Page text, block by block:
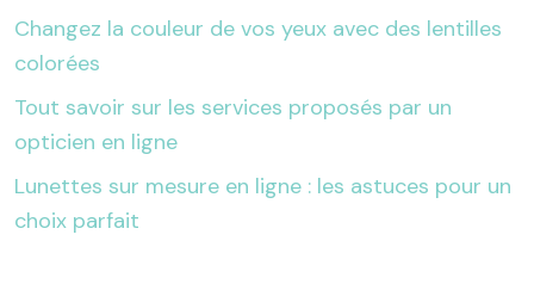
Changez la couleur de vos yeux avec des lentilles
colorées
Tout savoir sur les services proposés par un
opticien en ligne
Lunettes sur mesure en ligne : les astuces pour un
choix parfait